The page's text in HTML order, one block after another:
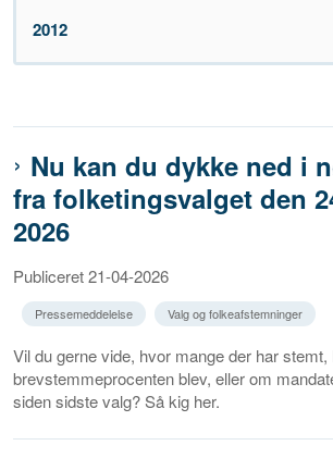
2012
Nu kan du dykke ned i
fra folketingsvalget den
2026
Publiceret 21-04-2026
Pressemeddelelse Valg og folkeafstemninger
Vil du gerne vide, hvor mange der har stemt,
brevstemmeprocenten blev, eller om
siden sidste valg? Så kig her.